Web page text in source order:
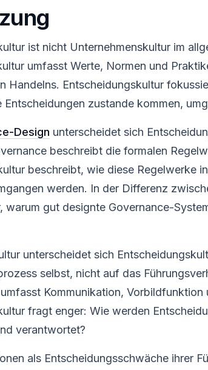
ist nicht Unternehmenskultur im
umfasst Werte, Normen und
Handelns. Entscheidungskultur
Entscheidungen zustande kommen,
Design unterscheidet sich
beschreibt die formalen
beschreibt, wie diese Regelwerke
werden. In der Differenz
warum gut designte Governance-
unterscheidet sich
selbst, nicht auf das
Kommunikation, Vorbildfunktion
fragt enger: Wie werden
verantwortet?
als Entscheidungsschwäche ihrer